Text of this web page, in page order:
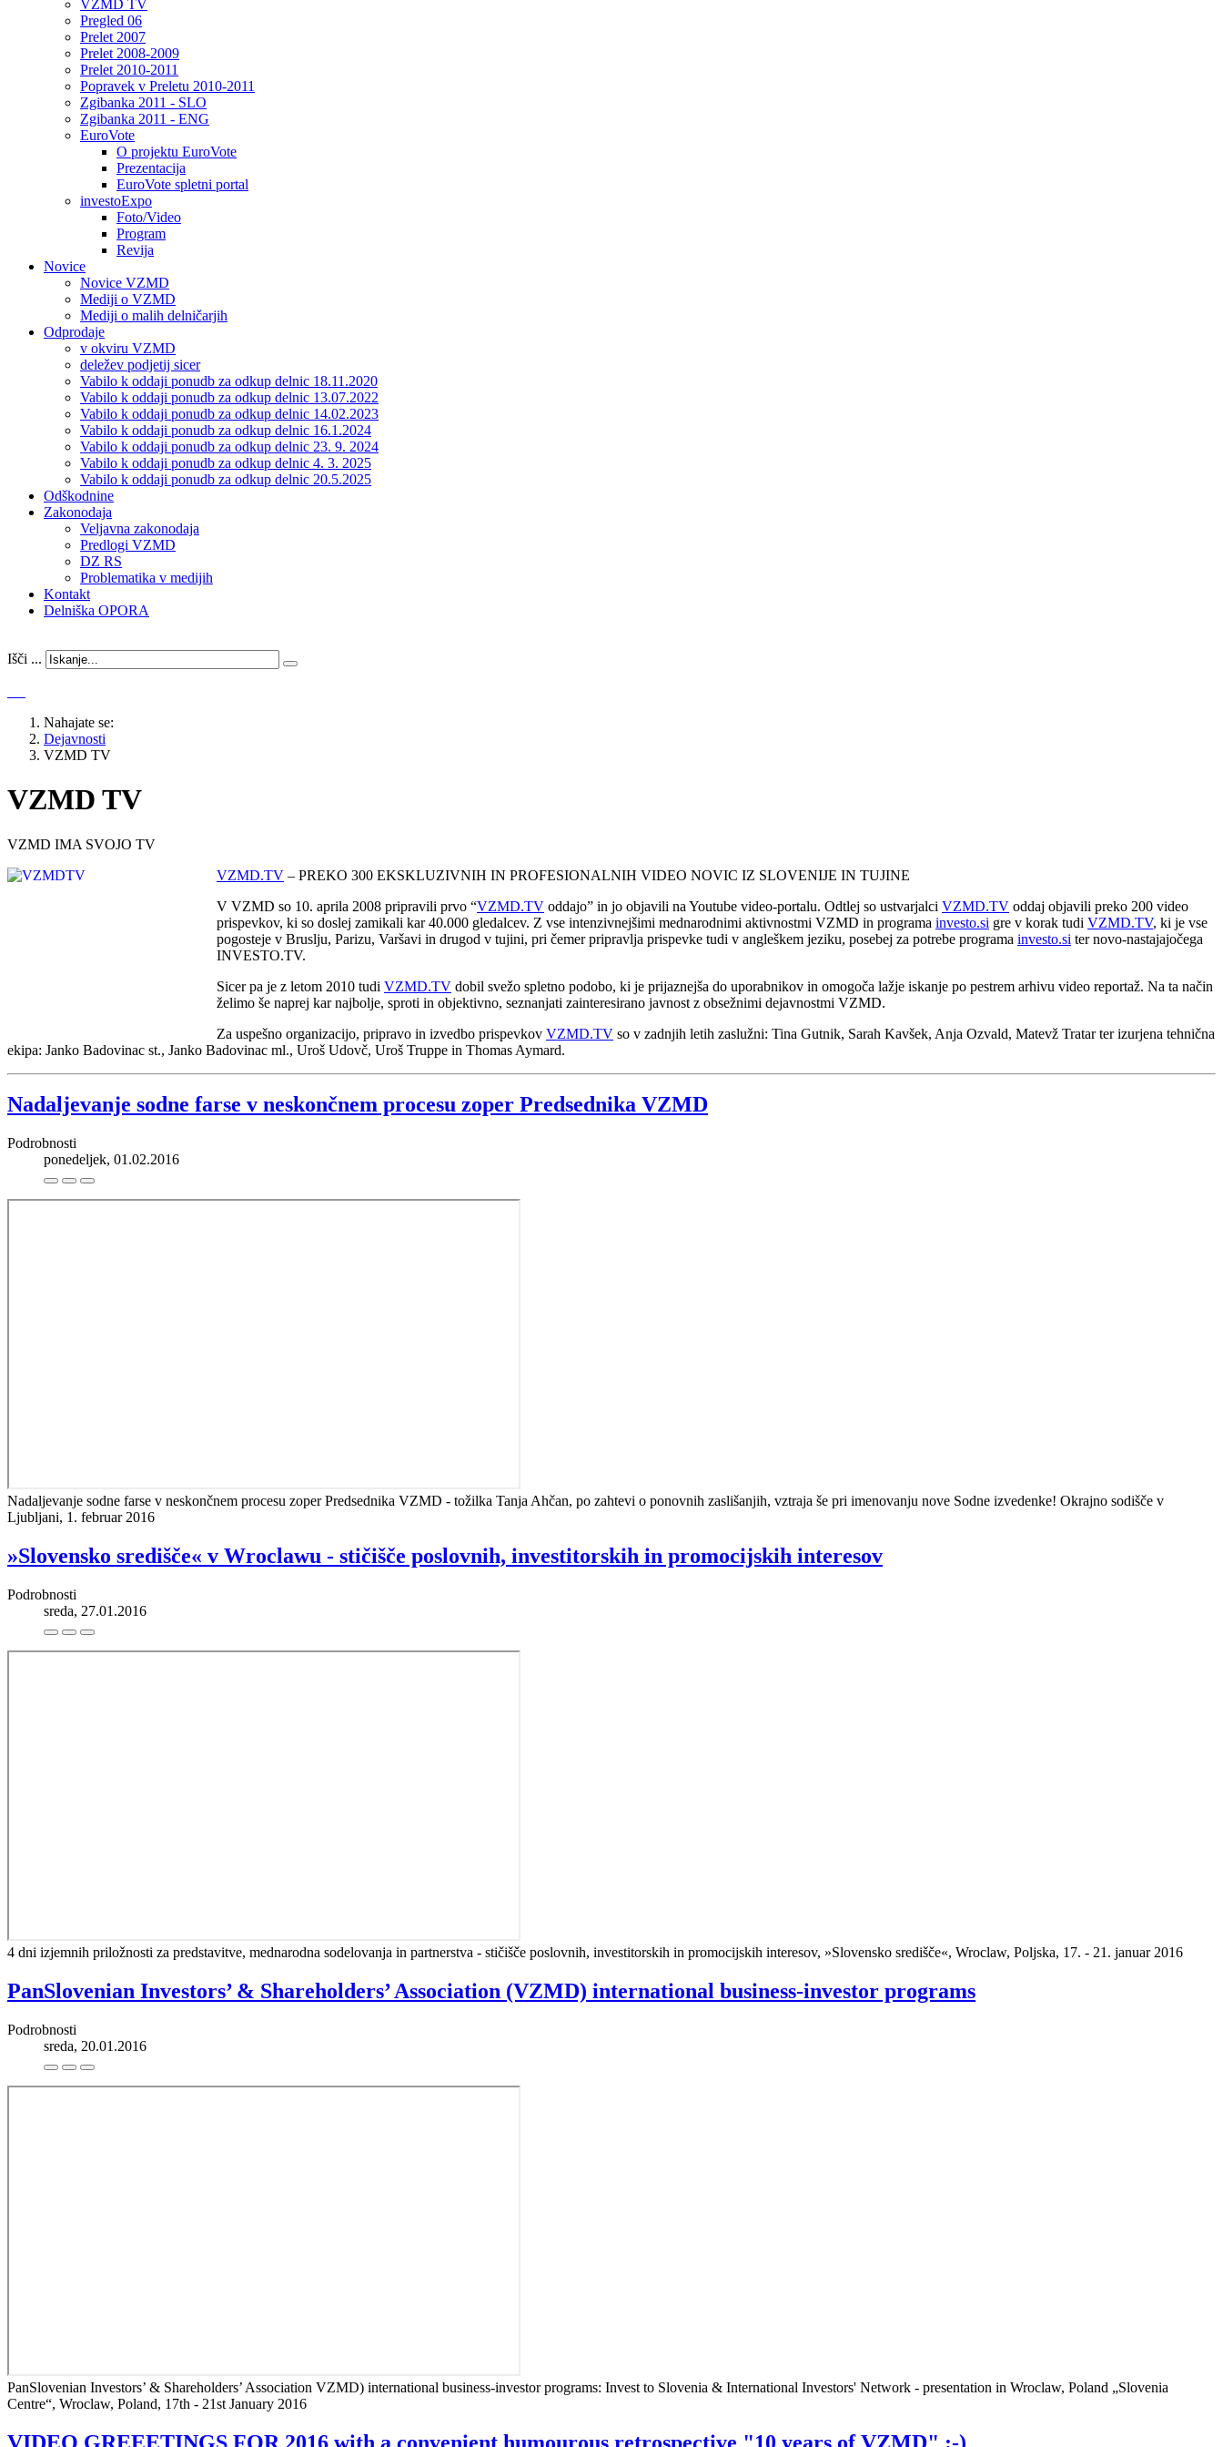
VZMD TV
Pregled 06
Prelet 2007
Prelet 2008-2009
Prelet 2010-2011
Popravek v Preletu 2010-2011
Zgibanka 2011 - SLO
Zgibanka 2011 - ENG
EuroVote
O projektu EuroVote
Prezentacija
EuroVote spletni portal
investoExpo
Foto/Video
Program
Revija
Novice
Novice VZMD
Mediji o VZMD
Mediji o malih delničarjih
Odprodaje
v okviru VZMD
deležev podjetij sicer
Vabilo k oddaji ponudb za odkup delnic 18.11.2020
Vabilo k oddaji ponudb za odkup delnic 13.07.2022
Vabilo k oddaji ponudb za odkup delnic 14.02.2023
Vabilo k oddaji ponudb za odkup delnic 16.1.2024
Vabilo k oddaji ponudb za odkup delnic 23. 9. 2024
Vabilo k oddaji ponudb za odkup delnic 4. 3. 2025
Vabilo k oddaji ponudb za odkup delnic 20.5.2025
Odškodnine
Zakonodaja
Veljavna zakonodaja
Predlogi VZMD
DZ RS
Problematika v medijih
Kontakt
Delniška OPORA
Išči ...
Nahajate se:
Dejavnosti
VZMD TV
VZMD TV
VZMD IMA SVOJO TV
VZMD.TV – PREKO 300 EKSKLUZIVNIH IN PROFESIONALNIH VIDEO NOVIC IZ SLOVENIJE IN TUJINE
V VZMD so 10. aprila 2008 pripravili prvo “VZMD.TV oddajo” in jo objavili na Youtube video-portalu. Odtlej so ustvarjalci VZMD.TV oddaj objavili preko 200 video
prispevkov, ki so doslej zamikali kar 40.000 gledalcev. Z vse intenzivnejšimi mednarodnimi aktivnostmi VZMD in programa investo.si gre v korak tudi VZMD.TV, ki je vse
pogosteje v Bruslju, Parizu, Varšavi in drugod v tujini, pri čemer pripravlja prispevke tudi v angleškem jeziku, posebej za potrebe programa investo.si ter novo-nastajajočega
INVESTO.TV.
Sicer pa je z letom 2010 tudi VZMD.TV dobil svežo spletno podobo, ki je prijaznejša do uporabnikov in omogoča lažje iskanje po pestrem arhivu video reportaž. Na ta način
želimo še naprej kar najbolje, sproti in objektivno, seznanjati zainteresirano javnost z obsežnimi dejavnostmi VZMD.
Za uspešno organizacijo, pripravo in izvedbo prispevkov VZMD.TV so v zadnjih letih zaslužni: Tina Gutnik, Sarah Kavšek, Anja Ozvald, Matevž Tratar ter izurjena tehnična
ekipa: Janko Badovinac st., Janko Badovinac ml., Uroš Udovč, Uroš Truppe in Thomas Aymard.
Nadaljevanje sodne farse v neskončnem procesu zoper Predsednika VZMD
Podrobnosti
ponedeljek, 01.02.2016
Nadaljevanje sodne farse v neskončnem procesu zoper Predsednika VZMD - tožilka Tanja Ahčan, po zahtevi o ponovnih zaslišanjih, vztraja še pri imenovanju nove Sodne izvedenke! Okrajno sodišče v
Ljubljani, 1. februar 2016
»Slovensko središče« v Wroclawu - stičišče poslovnih, investitorskih in promocijskih interesov
Podrobnosti
sreda, 27.01.2016
4 dni izjemnih priložnosti za predstavitve, mednarodna sodelovanja in partnerstva - stičišče poslovnih, investitorskih in promocijskih interesov, »Slovensko središče«, Wroclaw, Poljska, 17. - 21. januar 2016
PanSlovenian Investors’ & Shareholders’ Association (VZMD) international business-investor programs
Podrobnosti
sreda, 20.01.2016
PanSlovenian Investors’ & Shareholders’ Association VZMD) international business-investor programs: Invest to Slovenia & International Investors' Network - presentation in Wroclaw, Poland „Slovenia
Centre“, Wroclaw, Poland, 17th - 21st January 2016